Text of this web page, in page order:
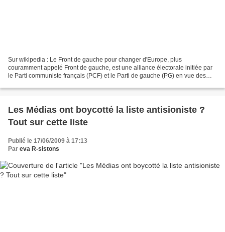
Sur wikipedia : Le Front de gauche pour changer d'Europe, plus
couramment appelé Front de gauche, est une alliance électorale initiée par
le Parti communiste français (PCF) et le Parti de gauche (PG) en vue des
Les Médias ont boycotté la liste antisioniste ?
Tout sur cette liste
Publié le 17/06/2009 à 17:13
Par eva R-sistons